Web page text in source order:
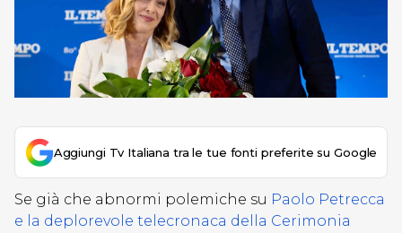
Aggiungi Tv Italiana tra le tue fonti preferite su Google
Se già che abnormi polemiche su Paolo Petrecca
e la deplorevole telecronaca della Cerimonia